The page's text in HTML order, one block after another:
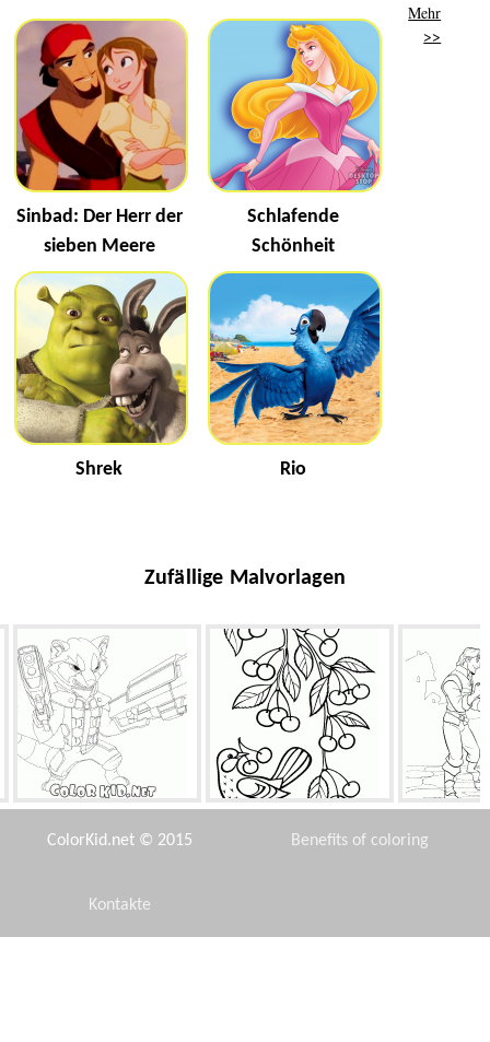
Sinbad: Der Herr der
sieben Meere
Schlafende
Schönheit
Shrek Rio
Mehr
>>
Zufällige Malvorlagen
Rocket-Waschbär Ein Zweig mit Kirschen Meeting
ColorKid.net © 2015 Benefits of coloring
Kontakte